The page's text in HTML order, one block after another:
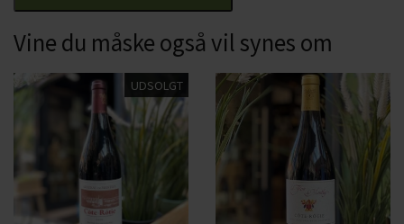
Vine du måske også vil synes om
UDSOLGT